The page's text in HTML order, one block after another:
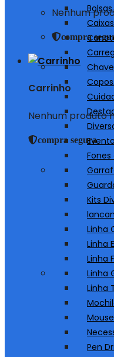
Nenhum
compra
Carrinho
Nenhum produto
compra segura
Kits
Linha
Linha
Linha
Linha
Linha
Pen